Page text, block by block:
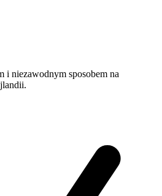
i niezawodnym sposobem na